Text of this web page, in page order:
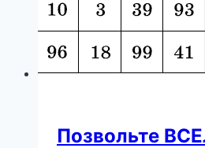
Позвольте